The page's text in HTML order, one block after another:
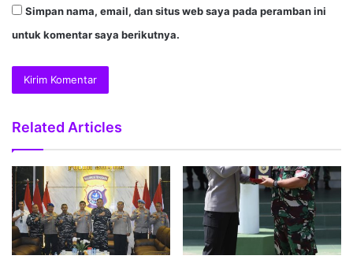
Simpan nama, email, dan situs web saya pada peramban ini
untuk komentar saya berikutnya.
Related Articles